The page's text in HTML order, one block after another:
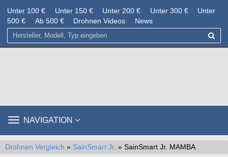
Unter 100 € Unter 150 € Unter 200 € Unter 300 €
Unter
500 €
Ab 500 € Drohnen Videos News
TOGGLE
NAVIGATION
Drohnen Vergleich » SainSmart Jr. » SainSmart Jr. MAMBA